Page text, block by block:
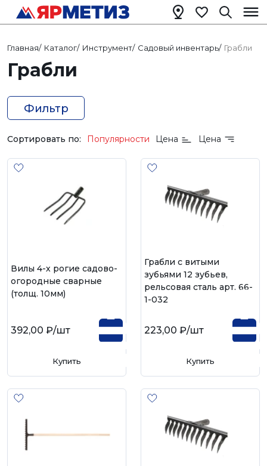
Главная/ Каталог/ Инструмент/ Садовый инвентарь/ Грабли
Грабли
Фильтр
Сортировать по: Популярности Цена Цена
Вилы 4-х рогие садово-
огородные сварные
(толщ. 10мм)
392,00 ₽/шт
Купить
Грабли с витыми
зубьями 12 зубьев,
рельсовая сталь арт. 66-
1-032
223,00 ₽/шт
Купить